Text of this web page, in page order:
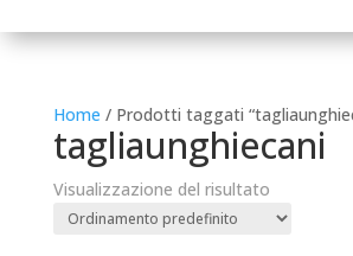
Home / Prodotti taggati
tagliaunghiecani
Visualizzazione del risultato